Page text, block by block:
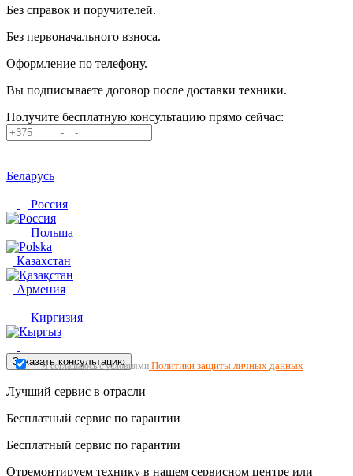
Без справок и поручителей.
Без первоначального взноса.
Оформление по телефону.
Вы подписываете договор после доставки техники.
Получите бесплатную консультацию прямо сейчас:
Беларусь
Россия
Польша
Казахстан
Армения
Киргизия
Заказать консультацию
Я соглашаюсь с условиями Политики защиты личных данных
Лучший сервис в отрасли
Бесплатный сервис по гарантии
Бесплатный сервис по гарантии
Отремонтируем технику в нашем сервисном центре или